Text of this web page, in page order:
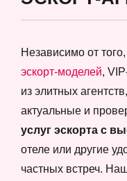
Независимо от
эскорт-моделей,
из элитных
актуальные и
услуг эскорта с
отеле или другие
частных встреч.